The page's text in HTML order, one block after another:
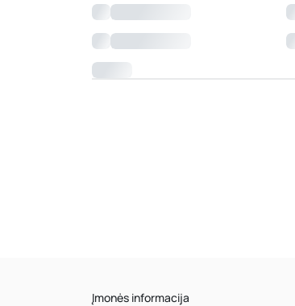
Įmonės informacija